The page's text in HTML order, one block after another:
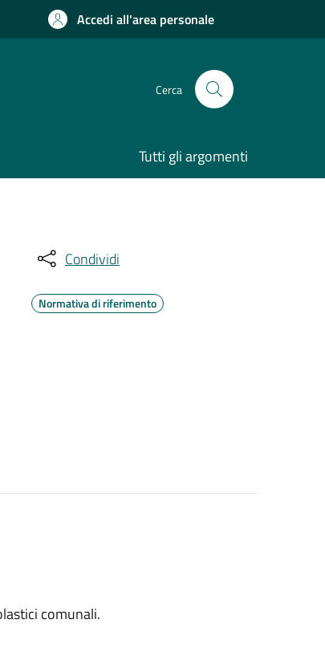
Accedi all'area personale
Cerca
Tutti gli argomenti
Condividi
Normativa di riferimento
comunali.